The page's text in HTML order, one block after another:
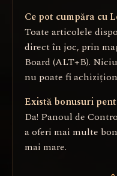
Ce pot cumpăra cu
Toate articolele
direct în joc, prin
Board (ALT+B).
nu poate fi
Există bonusuri
Da! Panoul de
a oferi mai multe
mai mare.